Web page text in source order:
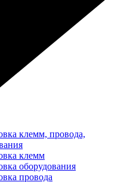
клемм, провода,
клемм
оборудования
провода